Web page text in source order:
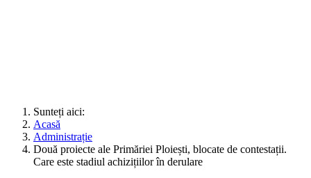
Sunteți aici:
Acasă
Administrație
Două proiecte ale Primăriei Ploiești, blocate de contestații.
Care este stadiul achizițiilor în derulare